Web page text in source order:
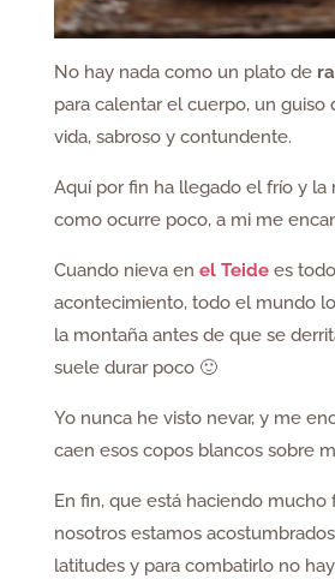
No hay nada como un plato de
para calentar el cuerpo, un guiso
vida, sabroso y contundente.
Aquí por fin ha llegado el frío y la
como ocurre poco, a mi me
Cuando nieva en el Teide es
acontecimiento, todo el mundo
la montaña antes de que se
suele durar poco 🙂
Yo nunca he visto nevar, y me
caen esos copos blancos sobre
En fin, que está haciendo mucho
nosotros estamos
latitudes y para combatirlo no